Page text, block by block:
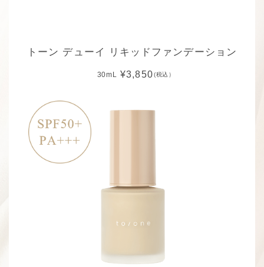
トーン デューイ リキッドファンデーション
30mL ¥3,850(税込）